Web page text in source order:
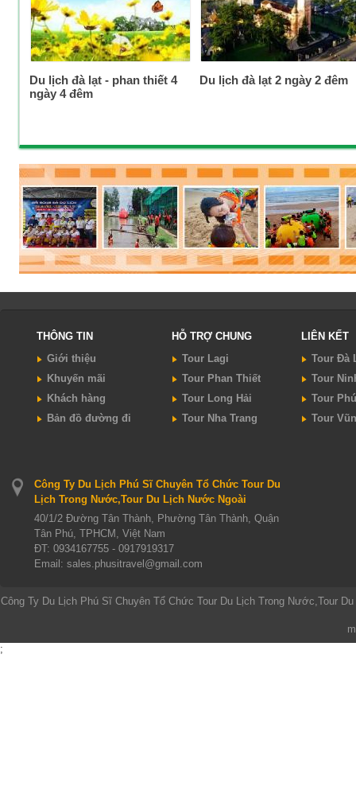
Du lịch đà lạt - phan thiết 4
ngày 4 đêm
Du lịch đà lạt 2 ngày 2 đêm
THÔNG TIN
Giới thiệu
Khuyến mãi
Khách hàng
Bản đồ đường đi
HỖ TRỢ CHUNG
Tour Lagi
Tour Phan Thiết
Tour Long Hải
Tour Nha Trang
LIÊN KẾT
Tour Đà
Tour
Tour
Tour
Công Ty Du Lịch Phú Sĩ Chuyên Tổ Chức Tour Du
Lịch Trong Nước,Tour Du Lịch Nước Ngoài
40/1/2 Đường Tân Thành, Phường Tân Thành, Quận
Tân Phú, TPHCM, Việt Nam
ĐT: 0934167755 - 0917919317
Email: sales.phusitravel@gmail.com
Công Ty Du Lịch Phú Sĩ Chuyên Tổ Chức Tour Du Lịch Trong Nước,Tour
;